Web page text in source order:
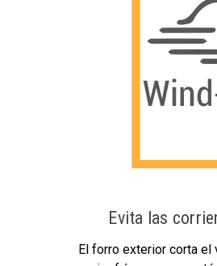
Evita las
El forro exterior corta